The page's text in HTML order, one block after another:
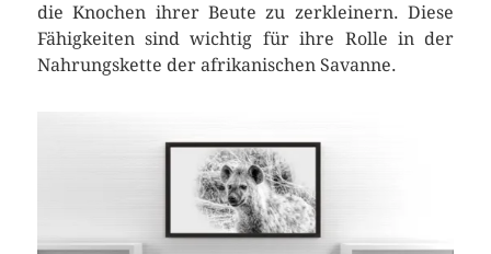
die Knochen ihrer Beute zu zerkleinern. Diese
Fähigkeiten sind wichtig für ihre Rolle in der
Nahrungskette der afrikanischen Savanne.